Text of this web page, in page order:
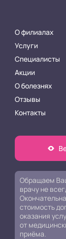
О филиалах
Услуги
Специалисты
Акции
О болезнях
Отзывы
Контакты
Обращаем
врачу не
стоимость
оказания
от
приёма.